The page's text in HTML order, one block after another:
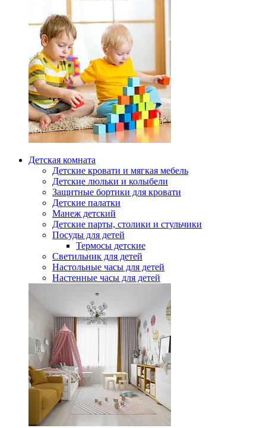
Детская комната
Детские кровати и мягкая мебель
Детские люльки и колыбели
Защитные бортики для кровати
Детские палатки
Манеж детский
Детские парты, столики и стульчики
Посуды для детей
Термосы детские
Светильник для детей
Настольные часы для детей
Настенные часы для детей